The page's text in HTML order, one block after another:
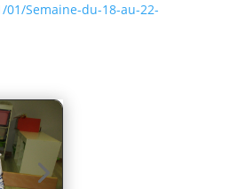
Semaine-du-18-au-22-